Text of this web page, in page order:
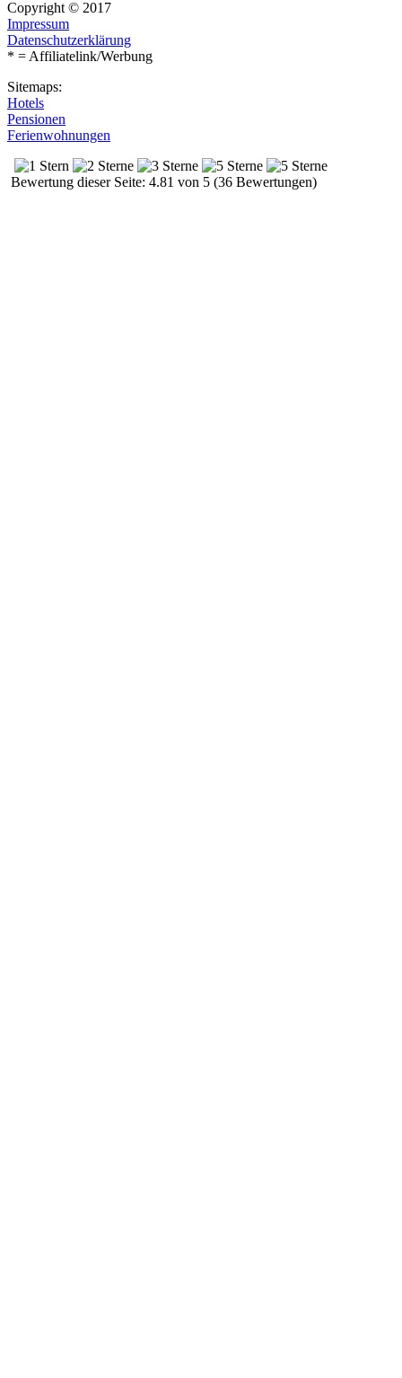
Copyright © 2017
Impressum
Datenschutzerklärung
* = Affiliatelink/Werbung
Sitemaps:
Hotels
Pensionen
Ferienwohnungen
Bewertung dieser Seite: 4.81 von 5 (36 Bewertungen)